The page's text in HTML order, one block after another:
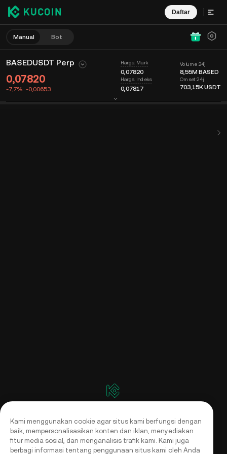
Daftar
Manual Bot
BASEDUSDT Perp
0,07820
-7,7% -0,00653
Harga Mark
0,07820
Harga Indeks
0,07817
Volume 24j
8,55M BASED
Omset 24j
703,15KUSDT
Kedalaman Pasar
Kami menggunakan cookie agar situs kami berfungsi dengan
baik, mempersonalisasikan konten dan iklan, menyediakan
fitur media sosial, dan menganalisis trafik kami. Kami juga
berbagi informasi tentang penggunaan situs kami oleh Anda